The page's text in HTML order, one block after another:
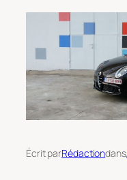
Écrit parRédactiondans